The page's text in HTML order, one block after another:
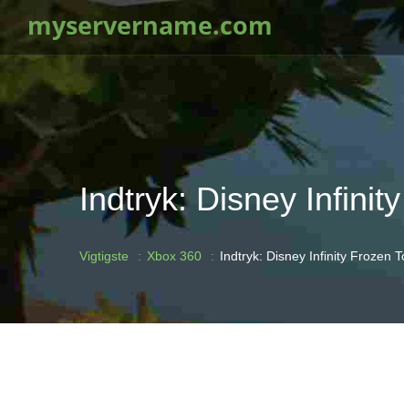
myservername.com
Indtryk: Disney
Vigtigste Xbox 360 Indtryk: Disney Infinity Frozen